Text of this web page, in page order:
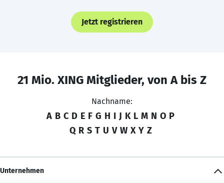
Jetzt registrieren
21 Mio. XING Mitglieder, von A bis Z
Nachname:
A B C D E F G H I J K L M N O P
Q R S T U V W X Y Z
Unternehmen